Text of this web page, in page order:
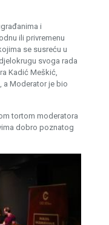
i
ili privremenu
se susreću u
svoga rada
Kadić Meškić,
a Moderator je bio
tortom moderatora
dobro poznatog